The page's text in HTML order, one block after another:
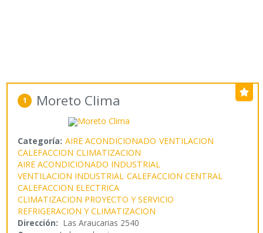
1 Moreto Clima
Categoría: AIRE ACONDICIONADO VENTILACION
CALEFACCION CLIMATIZACION
AIRE ACONDICIONADO INDUSTRIAL
VENTILACION INDUSTRIAL CALEFACCION CENTRAL
CALEFACCION ELECTRICA
CLIMATIZACION PROYECTO Y SERVICIO
REFRIGERACION Y CLIMATIZACION
Dirección: Las Araucarias 2540